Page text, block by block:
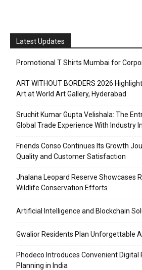
Latest Updates
Promotional T Shirts Mumbai for
ART WITHOUT BORDERS 2026
Art at World Art Gallery, Hyderabad
Sruchit Kumar Gupta Velishala: The
Global Trade Experience With Industry
Friends Conso Continues Its Growth
Quality and Customer Satisfaction
Jhalana Leopard Reserve Showcases
Wildlife Conservation Efforts
Artificial Intelligence and Blockchain
Gwalior Residents Plan Unforgettable
Phodeco Introduces Convenient
Planning in India